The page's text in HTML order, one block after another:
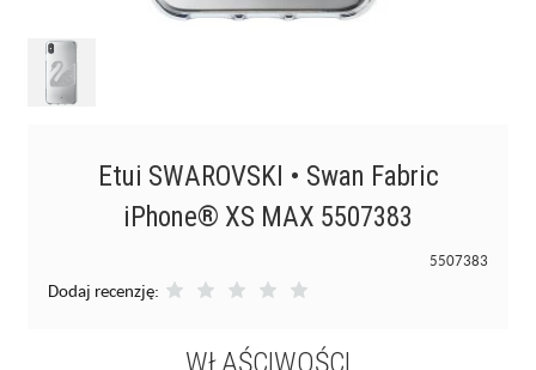
Etui SWAROVSKI • Swan Fabric
iPhone® XS MAX 5507383
5507383
Dodaj recenzję:
WŁAŚCIWOŚCI